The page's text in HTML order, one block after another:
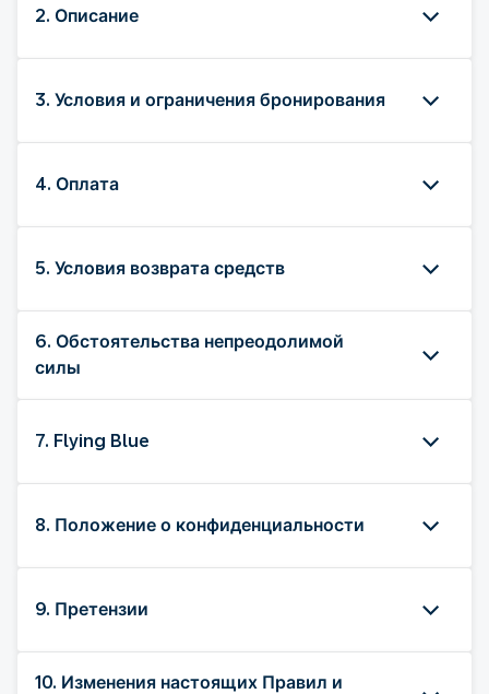
2. Описание
3. Условия и ограничения бронирования
4. Оплата
5. Условия возврата средств
6. Обстоятельства непреодолимой
силы
7. Flying Blue
8. Положение о конфиденциальности
9. Претензии
10. Изменения настоящих Правил и